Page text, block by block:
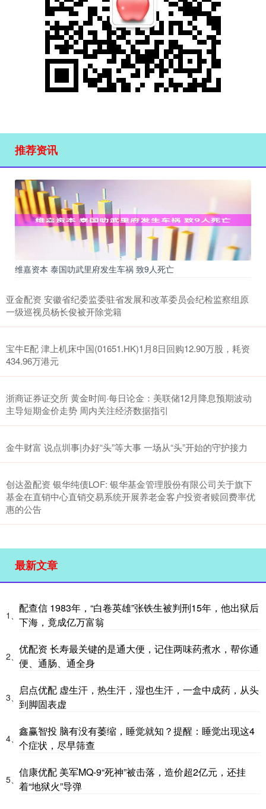
推荐资讯
维嘉资本 泰国叻武里府发生车祸 致9人死亡
亚金配资 安徽省纪委监委驻省发展和改革委员会纪检监察组原
一级巡视员杨长俊被开除党籍
宝牛E配 津上机床中国(01651.HK)1月8日回购12.90万股，耗资
434.96万港元
浙商证券证交所 黄金时间·每日论金：美联储12月降息预期波动
主导短期金价走势 周内关注经济数据指引
金牛财富 说点圳事|办好“头”等大事 一场从“头”开始的守护接力
创达盈配资 银华纯债LOF: 银华基金管理股份有限公司关于旗下
基金在直销中心直销交易系统开展养老金客户投资者赎回费率优
惠的公告
最新文章
1、
配查信 1983年，“白卷英雄”张铁生被判刑15年，他出狱后
下海，竟成亿万富翁
2、
优配资 长寿最关键的是通大便，记住两味药煮水，帮你通
便、通肠、通全身
3、
启点优配 虚生汗，热生汗，湿也生汗，一盒中成药，从头
到脚固表虚
4、
鑫赢智投 脑有没有萎缩，睡觉就知？提醒：睡觉出现这4
个症状，尽早筛查
5、
信康优配 美军MQ-9“死神”被击落，造价超2亿元，还挂
着“地狱火”导弹